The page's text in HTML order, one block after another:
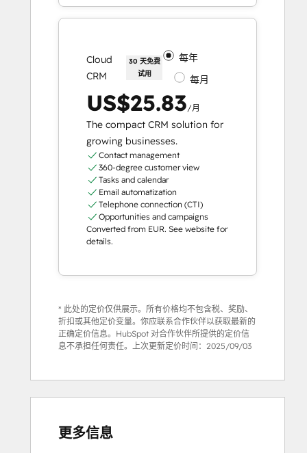
Cloud
CRM
30 天免费
试用
每年
每月
US$25.83/月
The compact CRM solution for
growing businesses.
Contact management
360-degree customer view
Tasks and calendar
Email automatization
Telephone connection (CTI)
Opportunities and campaigns
Converted from EUR. See website for
details.
* 此处的定价仅供展示。所有价格均不包含税、奖励、
折扣或其他定价变量。你应联系合作伙伴以获取最新的
正确定价信息。HubSpot 对合作伙伴所提供的定价信
息不承担任何责任。上次更新定价时间： 2025/09/03
更多信息